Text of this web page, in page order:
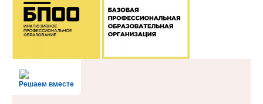
Решаем вместе